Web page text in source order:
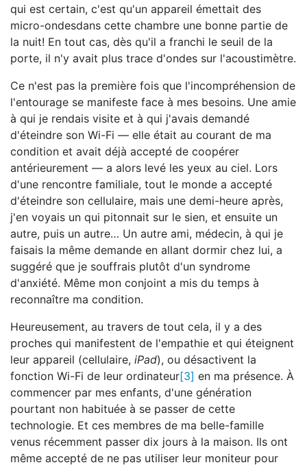
qui est certain, c'est qu'un appareil émettait des
micro-ondesdans cette chambre une bonne partie de
la nuit! En tout cas, dès qu'il a franchi le seuil de la
porte, il n'y avait plus trace d'ondes sur l'acoustimètre.
Ce n'est pas la première fois que l'incompréhension de
l'entourage se manifeste face à mes besoins. Une amie
à qui je rendais visite et à qui j'avais demandé
d'éteindre son Wi-Fi — elle était au courant de ma
condition et avait déjà accepté de coopérer
antérieurement — a alors levé les yeux au ciel. Lors
d'une rencontre familiale, tout le monde a accepté
d'éteindre son cellulaire, mais une demi-heure après,
j'en voyais un qui pitonnait sur le sien, et ensuite un
autre, puis un autre… Un autre ami, médecin, à qui je
faisais la même demande en allant dormir chez lui, a
suggéré que je souffrais plutôt d'un syndrome
d'anxiété. Même mon conjoint a mis du temps à
reconnaître ma condition.
Heureusement, au travers de tout cela, il y a des
proches qui manifestent de l'empathie et qui éteignent
leur appareil (cellulaire, iPad), ou désactivent la
fonction Wi-Fi de leur ordinateur[3] en ma présence. À
commencer par mes enfants, d'une génération
pourtant non habituée à se passer de cette
technologie. Et ces membres de ma belle-famille
venus récemment passer dix jours à la maison. Ils ont
même accepté de ne pas utiliser leur moniteur pour